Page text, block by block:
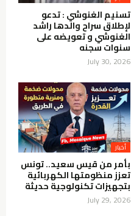
تسنيم الغنوشي : تدعو
لإطلاق سراح والدها راشد
الغنوشي و تعويضه على
سنوات سجنه
July 30, 2026
أخبار
بأمر من قيس سعيد.. تونس
تعزز منظومتها الكهربائية
بتجهيزات تكنولوجية حديثة
July 29, 2026